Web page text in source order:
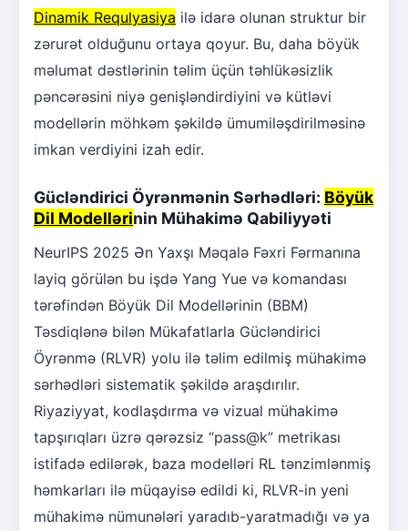
Dinamik Requlyasiya ilə idarə olunan struktur bir
zərurət olduğunu ortaya qoyur. Bu, daha böyük
məlumat dəstlərinin təlim üçün təhlükəsizlik
pəncərəsini niyə genişləndirdiyini və kütləvi
modellərin möhkəm şəkildə ümumiləşdirilməsinə
imkan verdiyini izah edir.
Gücləndirici Öyrənmənin Sərhədləri: Böyük
Dil Modellərinin Mühakimə Qabiliyyəti
NeurIPS 2025 Ən Yaxşı Məqalə Fəxri Fərmanına
layiq görülən bu işdə Yang Yue və komandası
tərəfindən Böyük Dil Modellərinin (BBM)
Təsdiqlənə bilən Mükafatlarla Gücləndirici
Öyrənmə (RLVR) yolu ilə təlim edilmiş mühakimə
sərhədləri sistematik şəkildə araşdırılır.
Riyaziyyat, kodlaşdırma və vizual mühakimə
tapşırıqları üzrə qərəzsiz “pass@k” metrikası
istifadə edilərək, baza modelləri RL tənzimlənmiş
həmkarları ilə müqayisə edildi ki, RLVR-in yeni
mühakimə nümunələri yaradıb-yaratmadığı və ya